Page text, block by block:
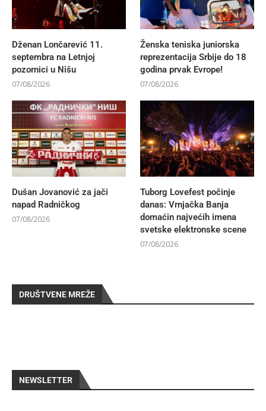
Dženan Lončarević 11.
septembra na Letnjoj
pozornici u Nišu
07/08/2026
Ženska teniska juniorska
reprezentacija Srbije do 18
godina prvak Evrope!
07/08/2026
Dušan Jovanović za jači
napad Radničkog
07/08/2026
Tuborg Lovefest počinje
danas: Vrnjačka Banja
domaćin najvećih imena
svetske elektronske scene
07/08/2026
DRUŠTVENE MREŽE
NEWSLETTER